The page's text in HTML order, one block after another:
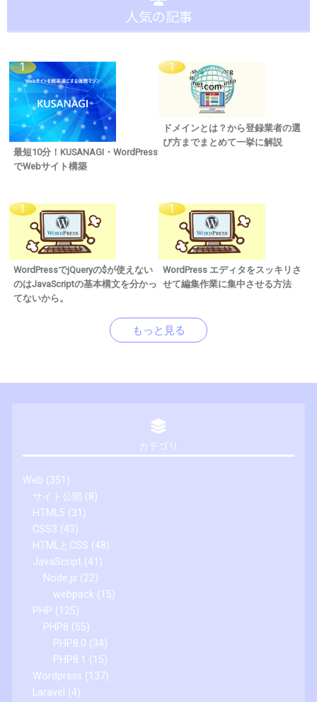
人気の記事
最短10分！KUSANAGI・WordPress
でWebサイト構築
ドメインとは？から登録業者の選
び方までまとめて一挙に解説
WordPressでjQueryの$が使えない
のはJavaScriptの基本構文を分かっ
てないから。
WordPress エディタをスッキリさ
せて編集作業に集中させる方法
もっと見る
カテゴリ
Web (351)
サイト公開 (8)
HTML5 (31)
CSS3 (43)
HTMLとCSS (48)
JavaScript (41)
Node.js (22)
webpack (15)
PHP (125)
PHP8 (55)
PHP8.0 (34)
PHP8.1 (15)
Wordpress (137)
Laravel (4)